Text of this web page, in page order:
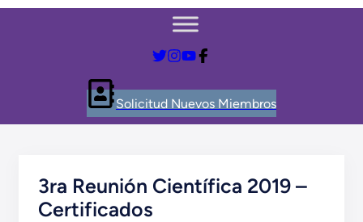
Solicitud Nuevos Miembros
3ra Reunión Científica 2019 –
Certificados